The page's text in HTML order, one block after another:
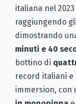
italiana nel
raggiungendo gli
dimostrando
minuti e 40
bottino di
record italiani
immersion, con